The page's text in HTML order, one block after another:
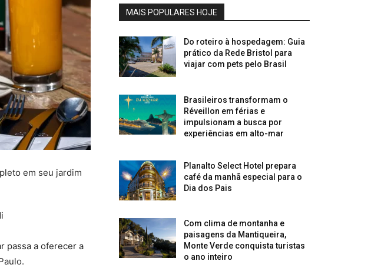
em seu jardim
passa a oferecer a
MAIS POPULARES HOJE
Do roteiro à hospedagem: Guia
prático da Rede Bristol para
viajar com pets pelo Brasil
Brasileiros transformam o
Réveillon em férias e
impulsionam a busca por
experiências em alto-mar
Planalto Select Hotel prepara
café da manhã especial para o
Dia dos Pais
Com clima de montanha e
paisagens da Mantiqueira,
Monte Verde conquista turistas
o ano inteiro